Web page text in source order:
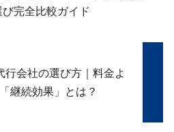
完全比較ガイド
会社の選び方｜料金よ
継続効果」とは？